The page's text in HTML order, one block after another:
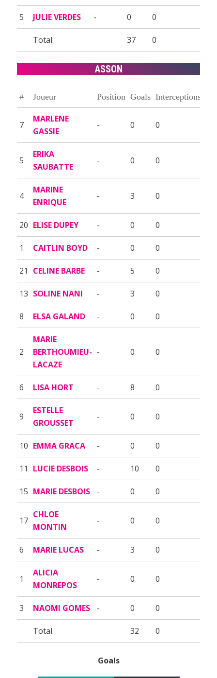
5 JULIE VERDES - 0 0
Total 37 0
ASSON
# Joueur Position Goals Interceptions
7
MARLENE
GASSIE
- 0 0
5
ERIKA
SAUBATTE
- 0 0
4
MARINE
ENRIQUE
- 3 0
20 ELISE DUPEY - 0 0
1 CAITLIN BOYD - 0 0
21 CELINE BARBE - 5 0
13 SOLINE NANI - 3 0
8 ELSA GALAND - 0 0
2
MARIE
BERTHOUMIEU-
LACAZE
- 0 0
6 LISA HORT - 8 0
9
ESTELLE
GROUSSET
- 0 0
10 EMMA GRACA - 0 0
11 LUCIE DESBOIS - 10 0
15 MARIE DESBOIS - 0 0
17
CHLOE
MONTIN
- 0 0
6 MARIE LUCAS - 3 0
1
ALICIA
MONREPOS
- 0 0
3 NAOMI GOMES - 0 0
Total 32 0
Goals